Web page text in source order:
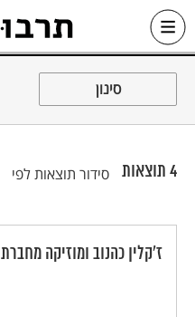
Skip
כל האתר
סינון
4 תוצאות סידור תוצאות לפי
ז'קלין כהנוב ומוזיקה מחברת